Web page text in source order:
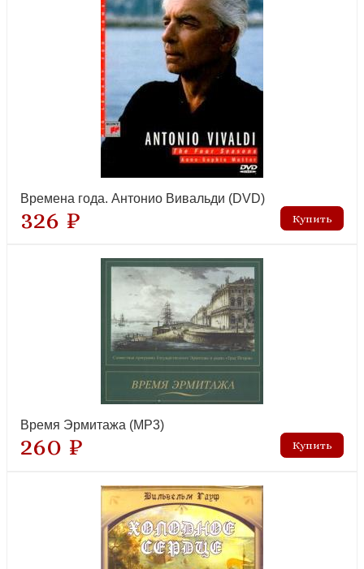
Времена года. Антонио Вивальди (DVD)
326 ₽
Время Эрмитажа (MP3)
260 ₽